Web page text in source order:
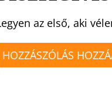
az első, aki
HOZZÁSZÓLÁS